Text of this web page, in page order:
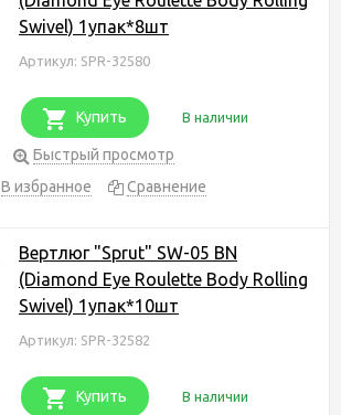
Swivel) 1упак*8шт
Артикул: SPR-32580
Купить В наличии
Быстрый просмотр
В избранное
Сравнение
Вертлюг "Sprut" SW-05 BN
(Diamond Eye Roulette Body Rolling
Swivel) 1упак*10шт
Артикул: SPR-32582
Купить В наличии